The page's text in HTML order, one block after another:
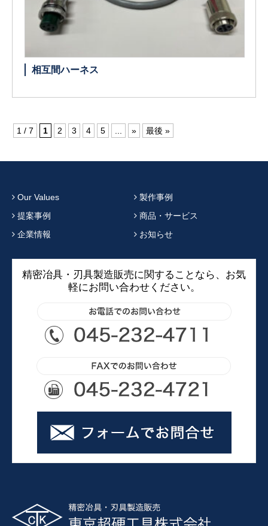
相互間ハーネス
1 / 7 1 2 3 4 5 ... » 最後 »
Our Values
製作事例
提案事例
商品・サービス
企業情報
お知らせ
精密冶具・刃具製造販売に関することなら、お気
軽にお問い合わせください。